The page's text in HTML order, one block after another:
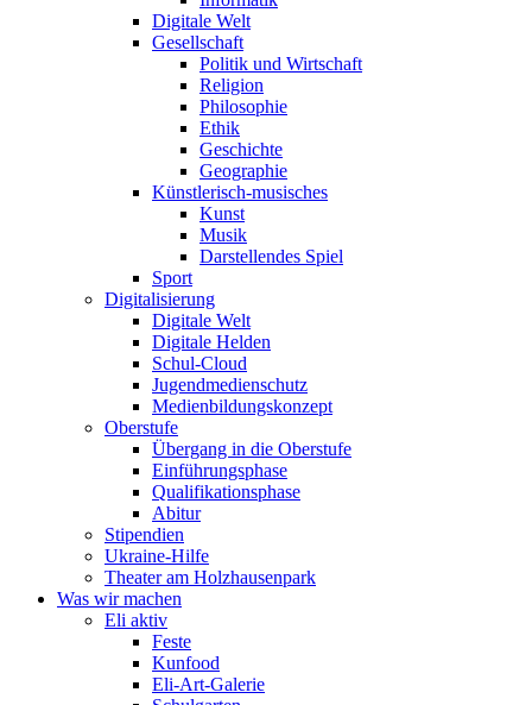
Digitale Welt
Gesellschaft
Politik und Wirtschaft
Religion
Philosophie
Ethik
Geschichte
Geographie
Künstlerisch-musisches
Kunst
Musik
Darstellendes Spiel
Sport
Digitalisierung
Digitale Welt
Digitale Helden
Schul-Cloud
Jugendmedienschutz
Medienbildungskonzept
Oberstufe
Übergang in die Oberstufe
Einführungsphase
Qualifikationsphase
Abitur
Stipendien
Ukraine-Hilfe
Theater am Holzhausenpark
Was wir machen
Eli aktiv
Feste
Kunfood
Eli-Art-Galerie